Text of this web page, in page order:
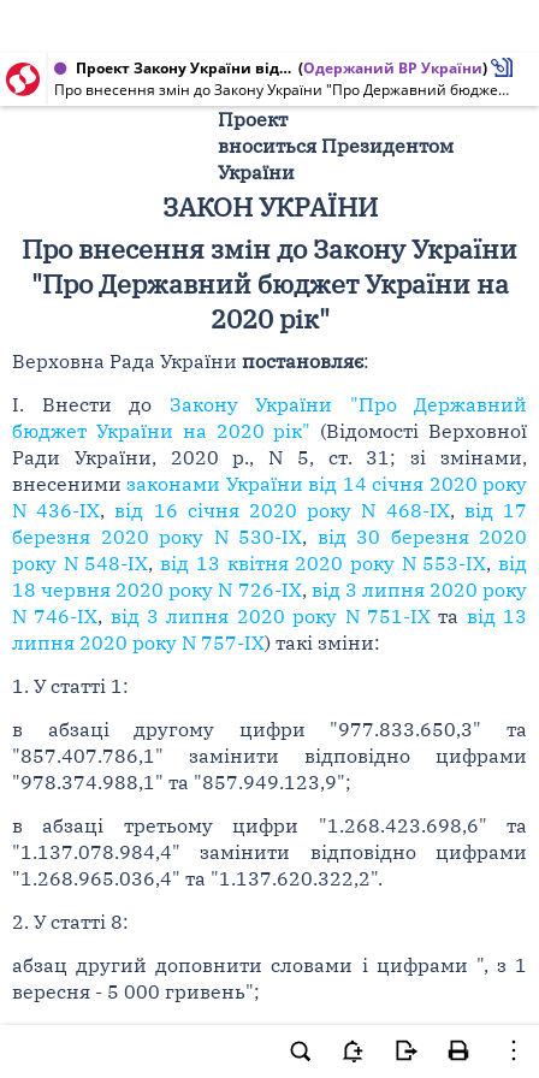
Проект Закону України від 06.08.2020 № 3963 (Одержаний ВР України)
Про внесення змін до Закону України "Про Державний бюджет України на 2020 рік"